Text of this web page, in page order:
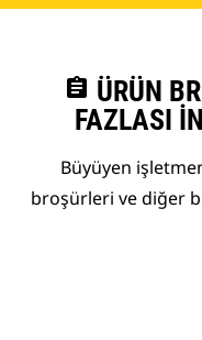
assignment ÜRÜN
FAZLASI
Büyüyen
broşürleri ve diğer